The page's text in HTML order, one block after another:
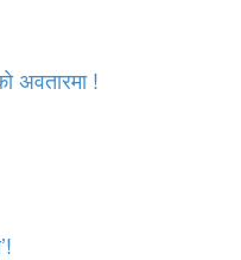
अवतारमा !